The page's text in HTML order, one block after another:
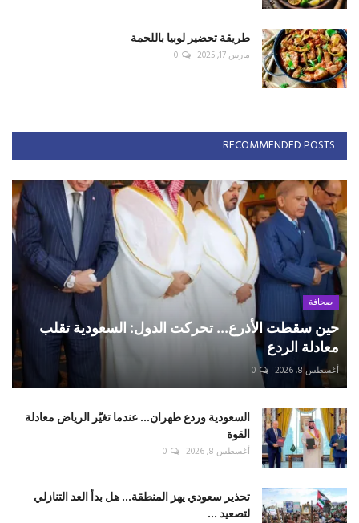
طريقة تحضير لوبيا باللحمة
مارس 17, 2025 0
RECOMMENDED POSTS
صحافة
حين سقطت الأذرع... تحركت الدول: السعودية تقلب
معادلة الردع
أغسطس 8, 2026 0
السعودية وردع طهران... عندما تغيّر الرياض معادلة
القوة
أغسطس 8, 2026 0
تحذير سعودي يهز المنطقة... هل بدأ العد التنازلي
لتصعيد ...